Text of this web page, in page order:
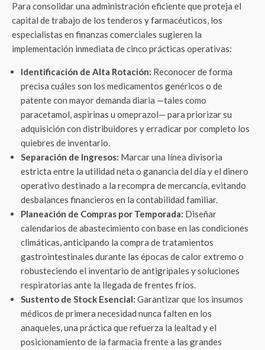
Para consolidar una administración eficiente que proteja el
capital de trabajo de los tenderos y farmacéuticos, los
especialistas en finanzas comerciales sugieren la
implementación inmediata de cinco prácticas operativas:
Identificación de Alta Rotación: Reconocer de forma
precisa cuáles son los medicamentos genéricos o de
patente con mayor demanda diaria —tales como
paracetamol, aspirinas u omeprazol— para priorizar su
adquisición con distribuidores y erradicar por completo los
quiebres de inventario.
Separación de Ingresos: Marcar una línea divisoria
estricta entre la utilidad neta o ganancia del día y el dinero
operativo destinado a la recompra de mercancía, evitando
desbalances financieros en la contabilidad familiar.
Planeación de Compras por Temporada: Diseñar
calendarios de abastecimiento con base en las condiciones
climáticas, anticipando la compra de tratamientos
gastrointestinales durante las épocas de calor extremo o
robusteciendo el inventario de antigripales y soluciones
respiratorias ante la llegada de frentes fríos.
Sustento de Stock Esencial: Garantizar que los insumos
médicos de primera necesidad nunca falten en los
anaqueles, una práctica que refuerza la lealtad y el
posicionamiento de la farmacia frente a las grandes